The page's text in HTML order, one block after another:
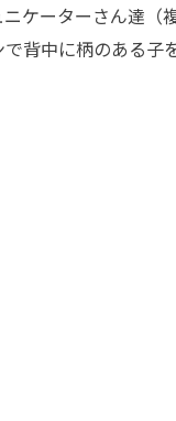
ケーターさん達（
背中に柄のある子